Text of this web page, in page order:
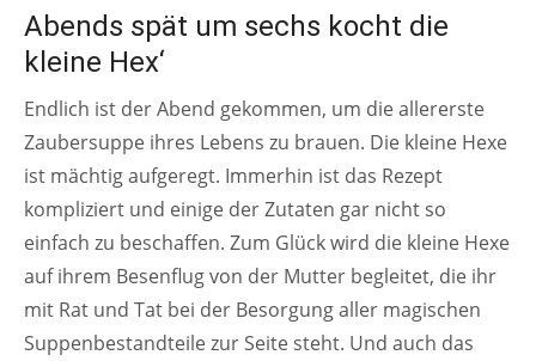
AB 4 JAHREN
Abends spät um sechs kocht die
kleine Hex‘
Endlich ist der Abend gekommen, um die allererste
Zaubersuppe ihres Lebens zu brauen. Die kleine Hexe
ist mächtig aufgeregt. Immerhin ist das Rezept
kompliziert und einige der Zutaten gar nicht so
einfach zu beschaffen. Zum Glück wird die kleine Hexe
auf ihrem Besenflug von der Mutter begleitet, die ihr
mit Rat und Tat bei der Besorgung aller magischen
Suppenbestandteile zur Seite steht. Und auch das